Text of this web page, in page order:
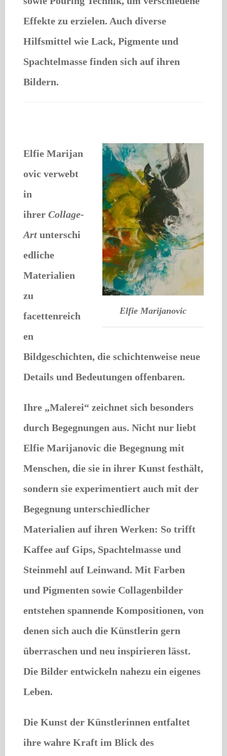
Effekte zu erzielen. Auch diverse
Hilfsmittel wie Lack, Pigmente und
Spachtelmasse finden sich auf ihren
Bildern.
Elfie Marijanovic
Elfie Marijan
ovic verwebt
in
ihrer Collage-
Art unterschi
edliche
Materialien
zu
facettenreich
en
Bildgeschichten, die schichtenweise neue
Details und Bedeutungen offenbaren.
Ihre „Malerei“ zeichnet sich besonders
durch Begegnungen aus. Nicht nur liebt
Elfie Marijanovic die Begegnung mit
Menschen, die sie in ihrer Kunst festhält,
sondern sie experimentiert auch mit der
Begegnung unterschiedlicher
Materialien auf ihren Werken: So trifft
Kaffee auf Gips, Spachtelmasse und
Steinmehl auf Leinwand. Mit Farben
und Pigmenten sowie Collagenbilder
entstehen spannende Kompositionen, von
denen sich auch die Künstlerin gern
überraschen und neu inspirieren lässt.
Die Bilder entwickeln nahezu ein eigenes
Leben.
Die Kunst der Künstlerinnen entfaltet
ihre wahre Kraft im Blick des